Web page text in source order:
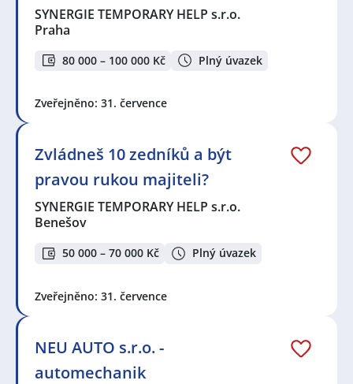
SYNERGIE TEMPORARY HELP s.r.o.
Praha
80 000 – 100 000 Kč Plný úvazek
Zveřejněno: 31. července
Zvládneš 10 zedníků a být
pravou rukou majiteli?
SYNERGIE TEMPORARY HELP s.r.o.
Benešov
50 000 – 70 000 Kč Plný úvazek
Zveřejněno: 31. července
NEU AUTO s.r.o. -
automechanik